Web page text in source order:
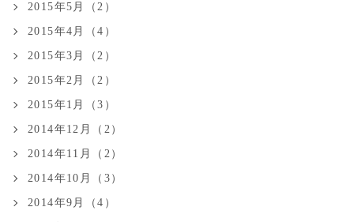
2015年5月（2）
2015年4月（4）
2015年3月（2）
2015年2月（2）
2015年1月（3）
2014年12月（2）
2014年11月（2）
2014年10月（3）
2014年9月（4）